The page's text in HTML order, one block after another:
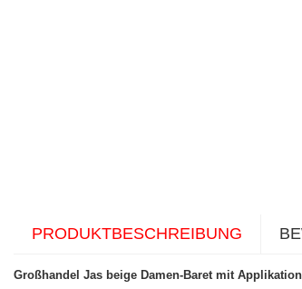
PRODUKTBESCHREIBUNG
Großhandel Jas beige Damen-Baret mit Applikation